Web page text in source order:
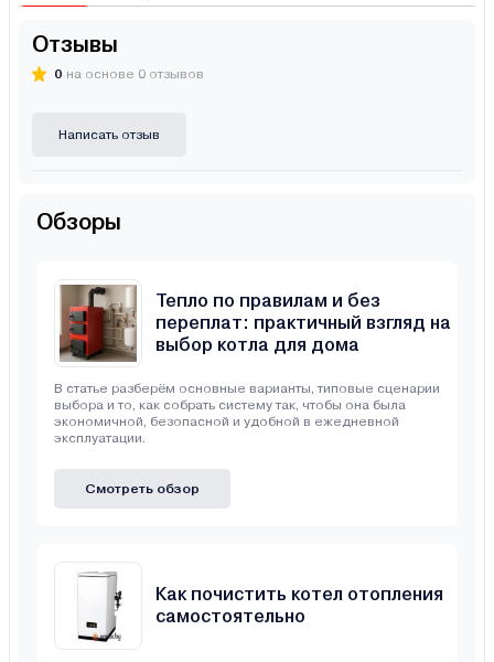
Отзывы
0 на основе 0 отзывов
Написать отзыв
Обзоры
Тепло по правилам и без
переплат: практичный взгляд на
выбор котла для дома
В статье разберём основные варианты, типовые сценарии
выбора и то, как собрать систему так, чтобы она была
экономичной, безопасной и удобной в ежедневной
эксплуатации.
Смотреть обзор
Как почистить котел отопления
самостоятельно